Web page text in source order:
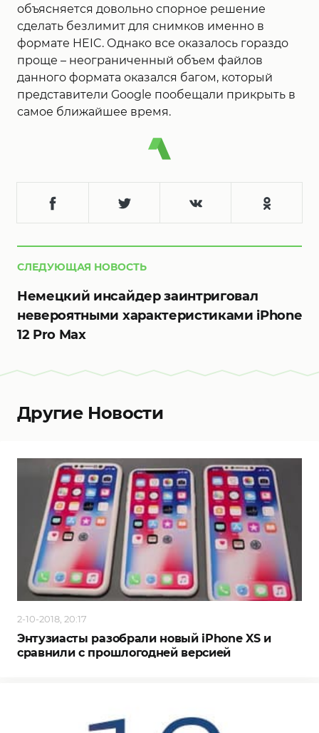
объясняется довольно спорное решение
сделать безлимит для снимков именно в
формате HEIC. Однако все оказалось гораздо
проще – неограниченный объем файлов
данного формата оказался багом, который
представители Google пообещали прикрыть в
самое ближайшее время.
СЛЕДУЮЩАЯ НОВОСТЬ
Немецкий инсайдер заинтриговал
невероятными характеристиками iPhone
12 Pro Max
Другие Новости
2-10-2018, 20:17
Энтузиасты разобрали новый iPhone XS и
сравнили с прошлогодней версией